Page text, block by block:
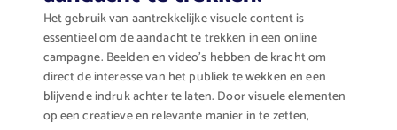
Het gebruik van aantrekkelijke visuele content is
essentieel om de aandacht te trekken in een online
campagne. Beelden en video’s hebben de kracht om
direct de interesse van het publiek te wekken en een
blijvende indruk achter te laten. Door visuele elementen
op een creatieve en relevante manier in te zetten,